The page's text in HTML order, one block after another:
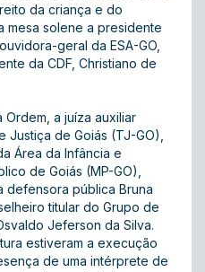
da criança e do
mesa solene a presidente
geral da ESA-GO,
da CDF, Christiano de
a juíza auxiliar
de Goiás (TJ-GO),
Área da Infância e
de Goiás (MP-GO),
defensora pública Bruna
titular do Grupo de
Jeferson da Silva.
estiveram a execução
de uma intérprete de